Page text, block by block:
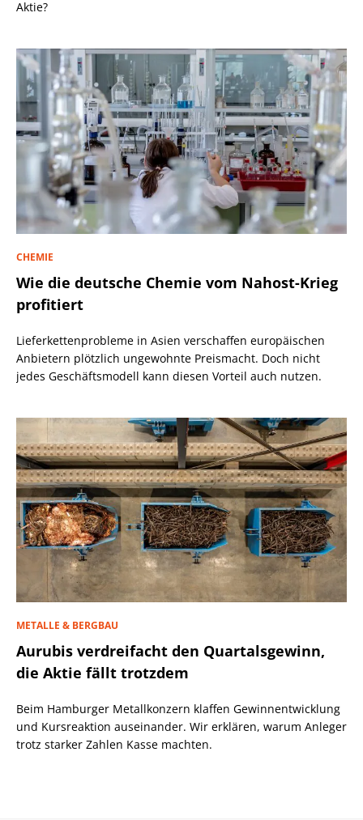
Aktie?
CHEMIE
Wie die deutsche Chemie vom Nahost-Krieg
profitiert
Lieferkettenprobleme in Asien verschaffen europäischen
Anbietern plötzlich ungewohnte Preismacht. Doch nicht
jedes Geschäftsmodell kann diesen Vorteil auch nutzen.
METALLE & BERGBAU
Aurubis verdreifacht den Quartalsgewinn,
die Aktie fällt trotzdem
Beim Hamburger Metallkonzern klaffen Gewinnentwicklung
und Kursreaktion auseinander. Wir erklären, warum Anleger
trotz starker Zahlen Kasse machten.